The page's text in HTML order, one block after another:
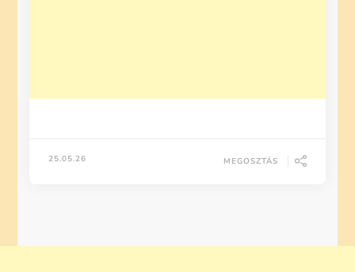
25.05.26 MEGOSZTÁS